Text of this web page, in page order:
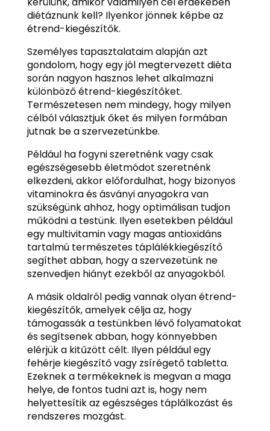
diétáznunk kell? Ilyenkor jönnek képbe az
étrend-kiegészítők.
Személyes tapasztalataim alapján azt
gondolom, hogy egy jól megtervezett diéta
során nagyon hasznos lehet alkalmazni
különböző étrend-kiegészítőket.
Természetesen nem mindegy, hogy milyen
célból választjuk őket és milyen formában
jutnak be a szervezetünkbe.
Például ha fogyni szeretnénk vagy csak
egészségesebb életmódot szeretnénk
elkezdeni, akkor előfordulhat, hogy bizonyos
vitaminokra és ásványi anyagokra van
szükségünk ahhoz, hogy optimálisan tudjon
működni a testünk. Ilyen esetekben például
egy multivitamin vagy magas antioxidáns
tartalmú természetes táplálékkiegészítő
segíthet abban, hogy a szervezetünk ne
szenvedjen hiányt ezekből az anyagokból.
A másik oldalról pedig vannak olyan étrend-
kiegészítők, amelyek célja az, hogy
támogassák a testünkben lévő folyamatokat
és segítsenek abban, hogy könnyebben
elérjük a kitűzött célt. Ilyen például egy
fehérje kiegészítő vagy zsírégető tabletta.
Ezeknek a termékeknek is megvan a maga
helye, de fontos tudni azt is, hogy nem
helyettesítik az egészséges táplálkozást és
rendszeres mozgást.